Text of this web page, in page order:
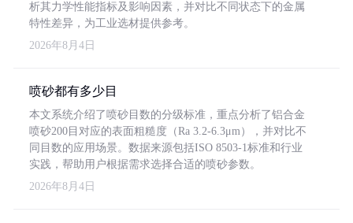
析其力学性能指标及影响因素，并对比不同状态下的金属
特性差异，为工业选材提供参考。
2026年8月4日
喷砂都有多少目
本文系统介绍了喷砂目数的分级标准，重点分析了铝合金
喷砂200目对应的表面粗糙度（Ra 3.2-6.3μm），并对比不
同目数的应用场景。数据来源包括ISO 8503-1标准和行业
实践，帮助用户根据需求选择合适的喷砂参数。
2026年8月4日